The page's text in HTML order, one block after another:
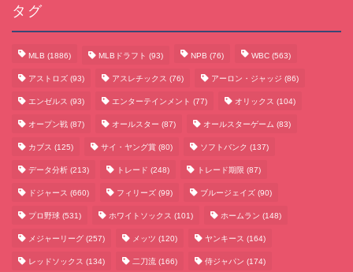
タグ
MLB (1886) MLBドラフト (93) NPB (76) WBC (563)
アストロズ (93) アスレチックス (76) アーロン・ジャッジ (86)
エンゼルス (93) エンターテインメント (77) オリックス (104)
オープン戦 (87) オールスター (87) オールスターゲーム (83)
カブス (125) サイ・ヤング賞 (80) ソフトバンク (137)
データ分析 (213) トレード (248) トレード期限 (87)
ドジャース (660) フィリーズ (99) ブルージェイズ (90)
プロ野球 (531) ホワイトソックス (101) ホームラン (148)
メジャーリーグ (257) メッツ (120) ヤンキース (164)
レッドソックス (134) 二刀流 (166) 侍ジャパン (174)